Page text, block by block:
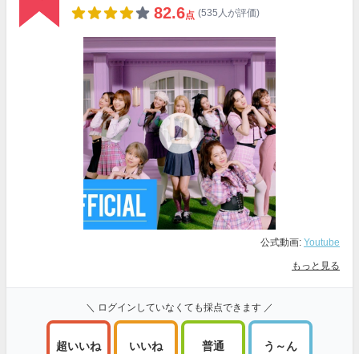
82.6点 (535人が評価)
公式動画: Youtube
もっと見る
＼ ログインしていなくても採点できます ／
超いいね いいね 普通 う～ん